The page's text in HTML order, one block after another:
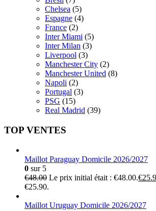
Chelsea (5)
Espagne (4)
France (2)
Inter Miami (5)
Inter Milan (3)
Liverpool (3)
Manchester City (2)
Manchester United (8)
Napoli (2)
Portugal (3)
PSG (15)
Real Madrid (39)
TOP VENTES
Maillot Paraguay Domicile 2026/2027
0 sur 5
€48.00 Le prix initial était : €48.00.€
€25.90.
Maillot Uruguay Domicile 2026/2027